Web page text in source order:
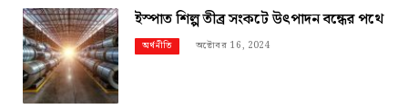
ইস্পাত শিল্প তীব্র সংকটে উৎপাদন বন্ধের পথে
অর্থনীতি অক্টোবর 16, 2024